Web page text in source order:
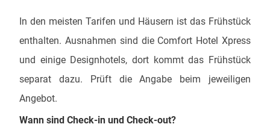
In den meisten Tarifen und Häusern ist das Frühstück
enthalten. Ausnahmen sind die Comfort Hotel Xpress
und einige Designhotels, dort kommt das Frühstück
separat dazu. Prüft die Angabe beim jeweiligen
Angebot.
Wann sind Check-in und Check-out?